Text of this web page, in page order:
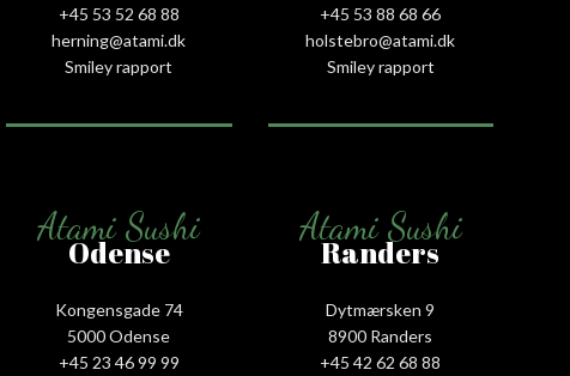
+45 53 52 68 88
herning@atami.dk
Smiley rapport
+45 53 88 68 66
holstebro@atami.dk
Smiley rapport
Atami Sushi
Odense
Kongensgade 74
5000 Odense
+45 23 46 99 99
Atami Sushi
Randers
Dytmærsken 9
8900 Randers
+45 42 62 68 88